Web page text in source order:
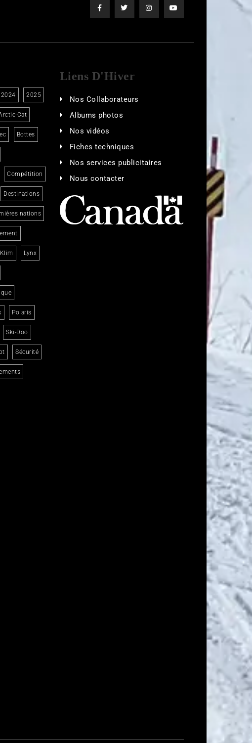
2024 2025
Cat
Bottes
Compétition
Destinations
nations
Klim Lynx
Polaris
Ski-Doo
Sécurité
Liens D'Hiver
Nos Collaborateurs
Albums photos
Nos vidéos
Fiches techniques
Nos services publicitaires
Nous contacter